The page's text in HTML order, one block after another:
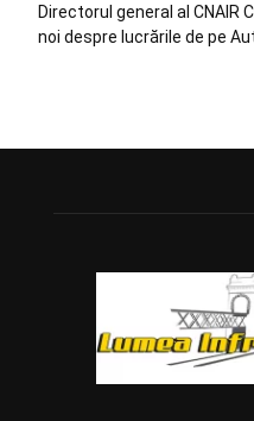
Directorul general al
noi despre lucrările de pe